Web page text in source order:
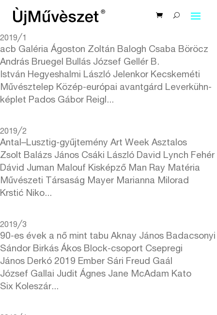
2019╱1
acb Galéria Ágoston Zoltán Balogh Csaba Böröcz
András Bruegel Bullás József Gellér B.
István Hegyeshalmi László Jelenkor Kecskeméti
Művésztelep Közép-európai avantgárd Leverkühn-
képlet Pados Gábor Reigl...
2019╱2
Antal–Lusztig-gyűjtemény Art Week Asztalos
Zsolt Balázs János Csáki László David Lynch Fehér
Dávid Juman Malouf Kisképző Man Ray Matéria
Művészeti Társaság Mayer Marianna Milorad
Krstić Niko...
2019╱3
90-es évek a nő mint tabu Aknay János Badacsonyi
Sándor Birkás Ákos Block-csoport Csepregi
János Derkó 2019 Ember Sári Freud Gaál
József Gallai Judit Ágnes Jane McAdam Kato
Six Koleszár...